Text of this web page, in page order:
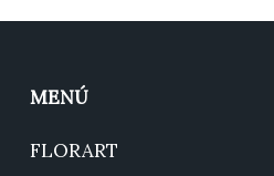
MENÚ
FLORART